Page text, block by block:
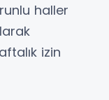
haller
izin